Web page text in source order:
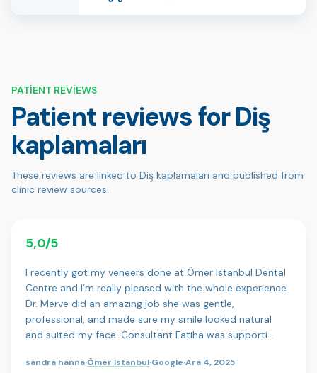
PATIENT REVIEWS
Patient reviews for Diş
kaplamaları
These reviews are linked to Diş kaplamaları and published from
clinic review sources.
5,0/5
I recently got my veneers done at Ömer Istanbul Dental
Centre and I’m really pleased with the whole experience.
Dr. Merve did an amazing job she was gentle,
professional, and made sure my smile looked natural
and suited my face. Consultant Fatiha was supporti…
sandra hanna·Ömer İstanbul·Google·Ara 4, 2025